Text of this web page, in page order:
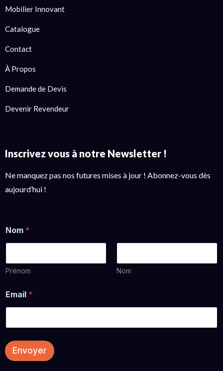
Mobilier Innovant
Catalogue
Contact
À Propos
Demande de Devis
Devenir Revendeur
Inscrivez vous à notre Newsletter !
Ne manquez pas nos futures mises à jour ! Abonnez-vous dès
aujourd’hui !
Nom *
Prénom Nom
Email *
Envoyer